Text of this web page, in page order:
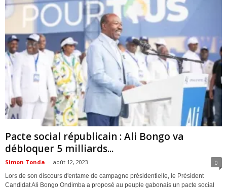
Pacte social républicain : Ali Bongo va
débloquer 5 milliards...
Simon Tonda - août 12, 2023 0
Lors de son discours d'entame de campagne présidentielle, le Président
Candidat Ali Bongo Ondimba a proposé au peuple gabonais un pacte social